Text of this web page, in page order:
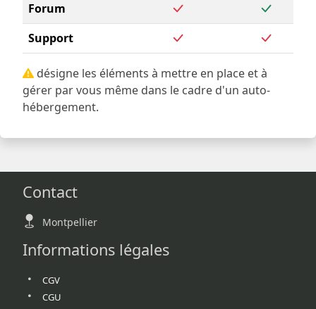
Forum
Support
désigne les éléments à mettre en place et à
gérer par vous même dans le cadre d'un auto-
hébergement.
Contact
Montpellier
Informations légales
CGV
CGU